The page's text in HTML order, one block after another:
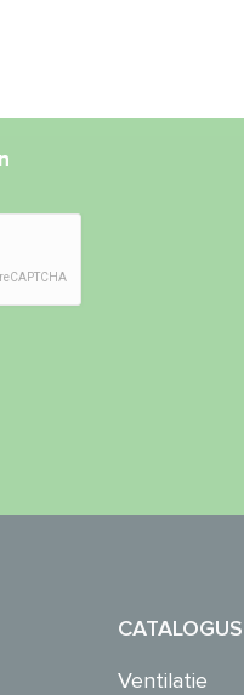
CATALOGUS
Ventilatie